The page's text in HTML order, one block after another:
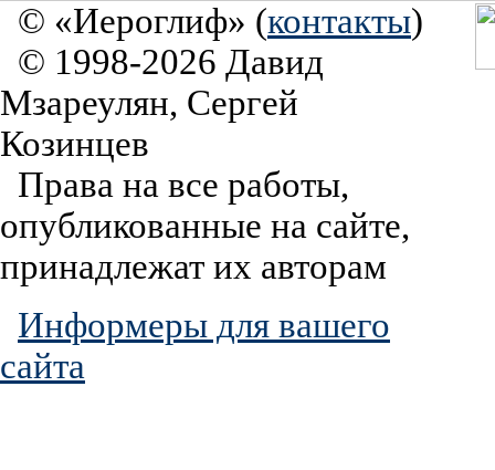
© «Иероглиф» (контакты)
© 1998-2026 Давид
Мзареулян, Сергей
Козинцев
Права на все работы,
опубликованные на сайте,
принадлежат их авторам
Информеры для вашего
сайта